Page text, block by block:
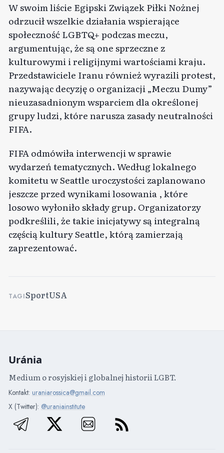
W swoim liście Egipski Związek Piłki Nożnej
odrzucił wszelkie działania wspierające
społeczność LGBTQ+ podczas meczu,
argumentując, że są one sprzeczne z
kulturowymi i religijnymi wartościami kraju.
Przedstawiciele Iranu również wyrazili protest,
nazywając decyzję o organizacji „Meczu Dumy”
nieuzasadnionym wsparciem dla określonej
grupy ludzi, które narusza zasady neutralności
FIFA.
FIFA odmówiła interwencji w sprawie
wydarzeń tematycznych. Według lokalnego
komitetu w Seattle uroczystości zaplanowano
jeszcze przed wynikami losowania , które
losowo wyłoniło składy grup. Organizatorzy
podkreślili, że takie inicjatywy są integralną
częścią kultury Seattle, którą zamierzają
zaprezentować.
TAGISportUSA
Uránia
Medium o rosyjskiej i globalnej historii LGBT.
Kontakt: uraniarossica@gmail.com
X (Twitter): @uraniainstitute